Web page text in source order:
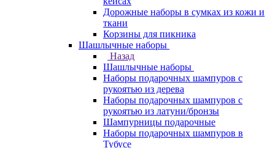
Дорожные наборы в сумках из кожи и
ткани
Корзины для пикника
Шашлычные наборы
Назад
Шашлычные наборы
Наборы подарочных шампуров с
рукоятью из дерева
Наборы подарочных шампуров с
рукоятью из латуни/бронзы
Шампурницы подарочные
Наборы подарочных шампуров в
Тубусе